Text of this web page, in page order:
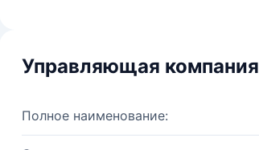
Управляющая компания
Полное наименование: